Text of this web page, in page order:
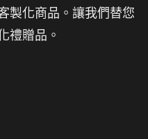
製化商品。讓我們替您
禮贈品。